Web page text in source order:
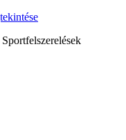
Sportfelszerelések